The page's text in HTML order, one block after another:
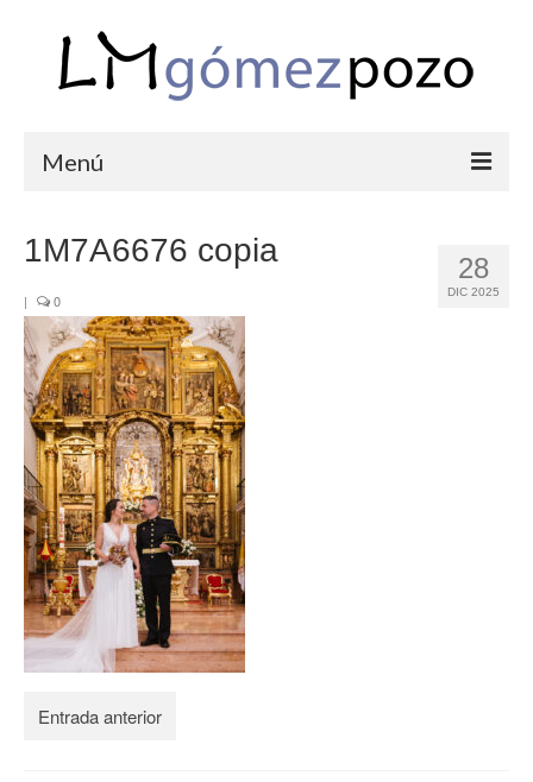
Menú
COMUNIONES
CORPORATIVAS
SEMANA SANTA
BLOG
SOBRE LM
CONTACTO
28
DIC 2025
1M7A6676 copia
| 0
Entrada anterior